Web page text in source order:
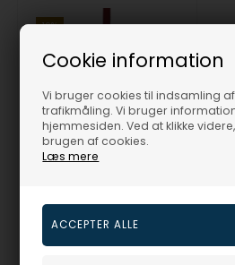
Cookie information
Vi bruger cookies til indsamling
trafikmåling. Vi bruger
hjemmesiden. Ved at klikke
brugen af cookies.
Læs mere
19%
1.049,00 DKR
Vejl. udsalgspris1.295,00